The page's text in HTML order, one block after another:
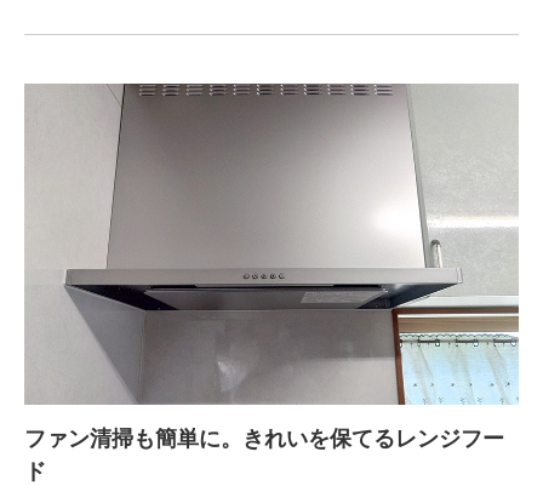
ファン清掃も簡単に。きれいを保てるレンジフー
ド